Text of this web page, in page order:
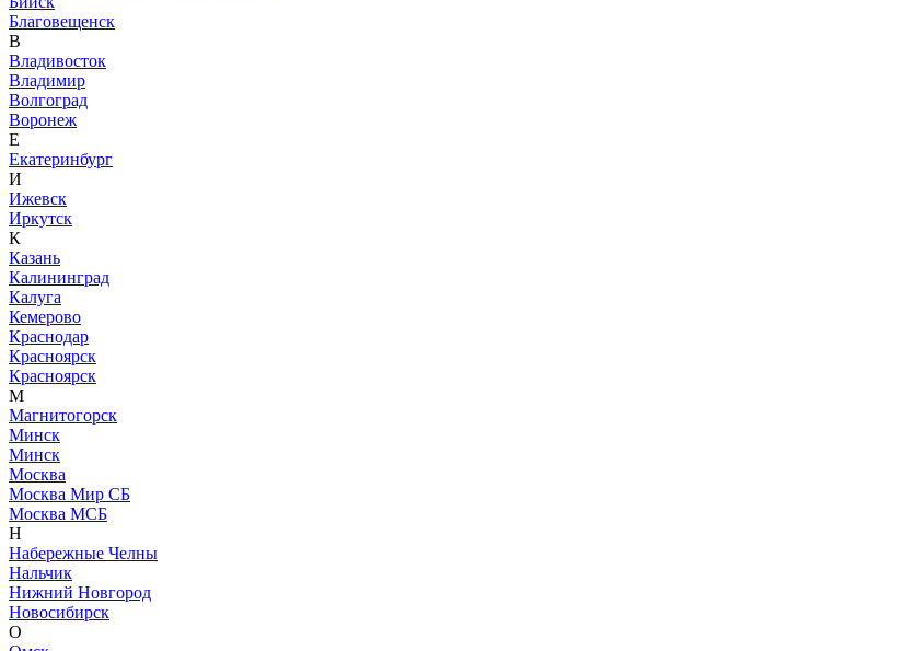
Благовещенск
В
Владивосток
Владимир
Волгоград
Воронеж
Е
Екатеринбург
И
Ижевск
Иркутск
К
Казань
Калининград
Калуга
Кемерово
Краснодар
Красноярск
Красноярск
М
Магнитогорск
Минск
Минск
Москва
Москва Мир СБ
Москва МСБ
Н
Набережные Челны
Нальчик
Нижний Новгород
Новосибирск
О